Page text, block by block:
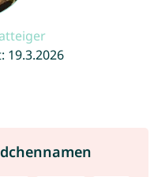
19.3.2026